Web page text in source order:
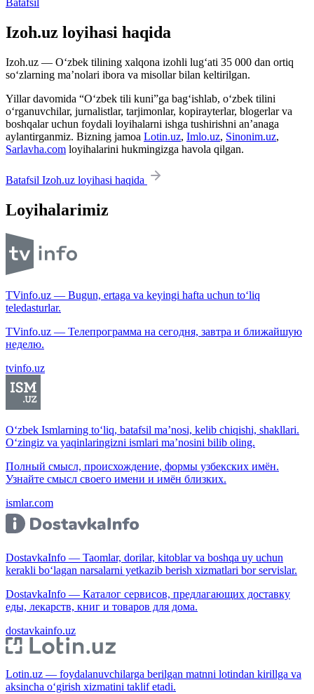
Izoh.uz loyihasi haqida
Izoh.uz — O‘zbek tilining xalqona izohli lug‘ati 35 000 dan ortiq
so‘zlarning ma’nolari ibora va misollar bilan keltirilgan.
Yillar davomida “O‘zbek tili kuni”ga bag‘ishlab, o‘zbek tilini
o‘rganuvchilar, jurnalistlar, tarjimonlar, kopirayterlar, blogerlar va
boshqalar uchun foydali loyihalarni ishga tushirishni an’anaga
aylantirganmiz. Bizning jamoa Lotin.uz, Imlo.uz, Sinonim.uz,
Sarlavha.com loyihalarini hukmingizga havola qilgan.
Batafsil Izoh.uz loyihasi haqida
Loyihalarimiz
TVinfo.uz — Bugun, ertaga va keyingi hafta uchun to‘liq
teledasturlar.
TVinfo.uz — Телепрограмма на сегодня, завтра и ближайшую
неделю.
tvinfo.uz
O‘zbek Ismlarning to‘liq, batafsil ma’nosi, kelib chiqishi, shakllari.
O‘zingiz va yaqinlaringizni ismlari ma’nosini bilib oling.
Полный смысл, происхождение, формы узбекских имён.
Узнайте смысл своего имени и имён близких.
ismlar.com
DostavkaInfo — Taomlar, dorilar, kitoblar va boshqa uy uchun
kerakli bo‘lagan narsalarni yetkazib berish xizmatlari bor servislar.
DostavkaInfo — Каталог сервисов, предлагающих доставку
еды, лекарств, книг и товаров для дома.
dostavkainfo.uz
Lotin.uz — foydalanuvchilarga berilgan matnni lotindan kirillga va
aksincha o‘girish xizmatini taklif etadi.